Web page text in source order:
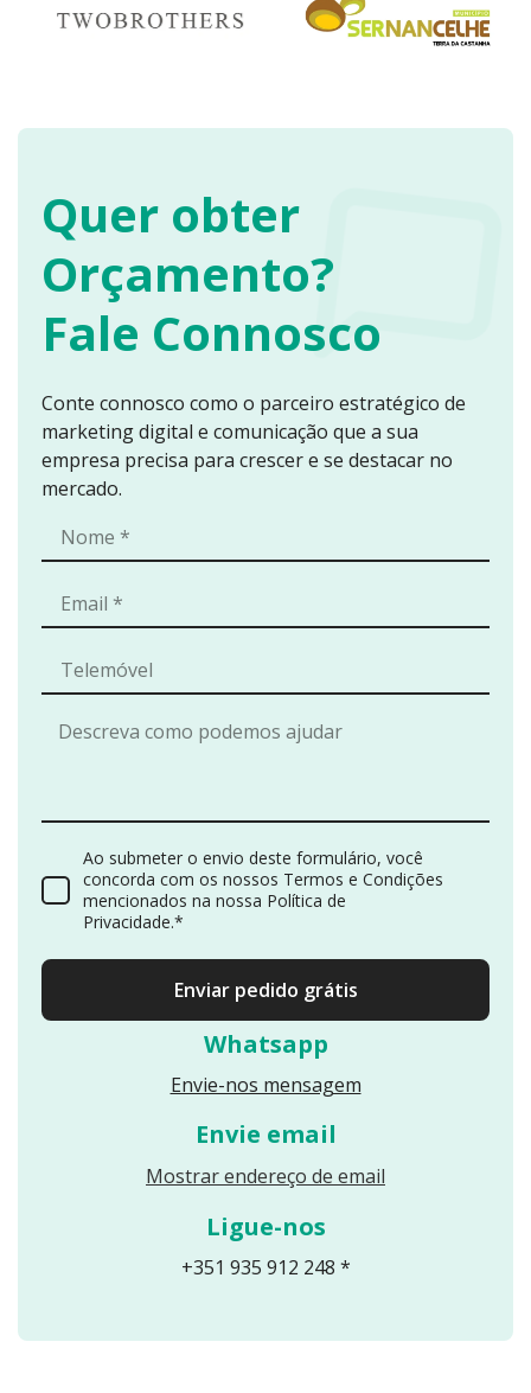
Quer obter
Orçamento?
Fale Connosco
Conte connosco como o parceiro estratégico de
marketing digital e comunicação que a sua
empresa precisa para crescer e se destacar no
mercado.
Whatsapp
Envie-nos mensagem
Envie email
Mostrar endereço de email
Ligue-nos
+351 935 912 248 *
Ao submeter o envio deste formulário, você
concorda com os nossos Termos e Condições
mencionados na nossa Política de
Privacidade.*
Enviar pedido grátis